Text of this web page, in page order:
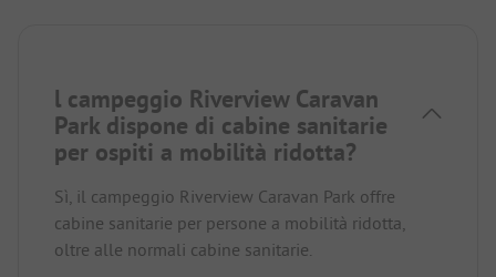
l campeggio Riverview Caravan
Park dispone di cabine sanitarie
per ospiti a mobilità ridotta?
Sì, il campeggio Riverview Caravan Park offre
cabine sanitarie per persone a mobilità ridotta,
oltre alle normali cabine sanitarie.